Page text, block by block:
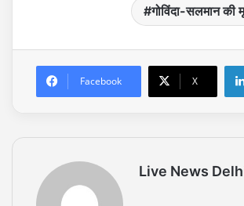
गोविंदा-सलमान की
Facebook X
Live News